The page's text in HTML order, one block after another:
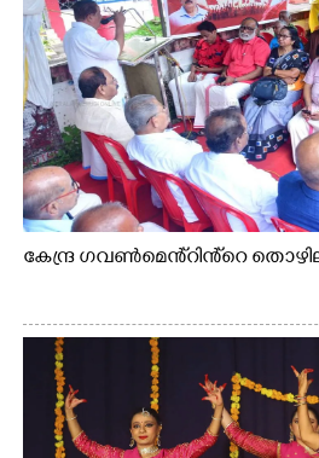
കേന്ദ്ര ഗവൺമെൻ്റിൻ്റെ